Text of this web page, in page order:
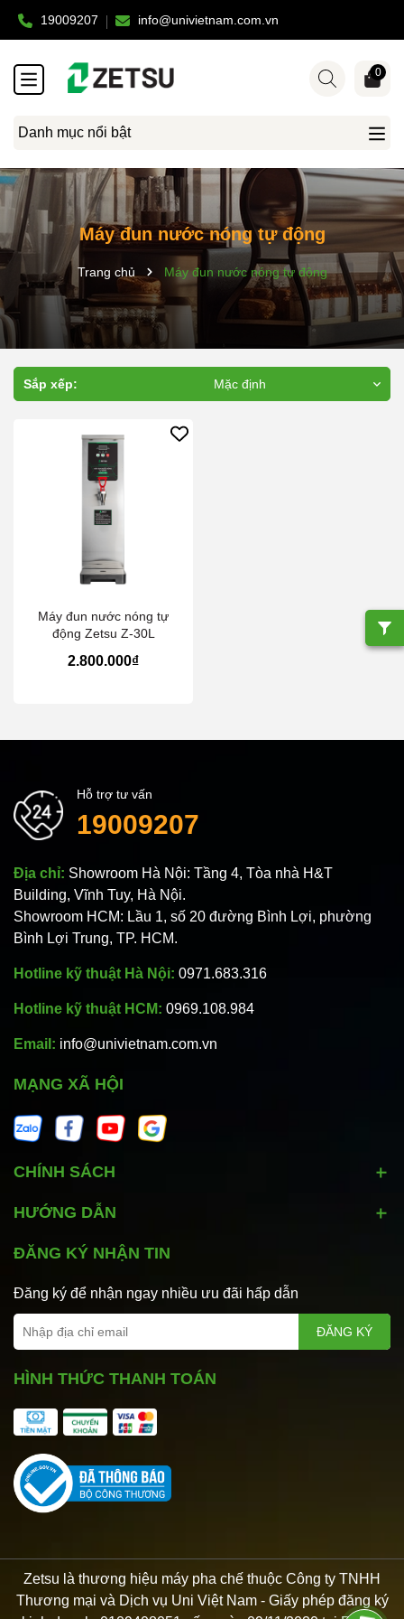
19009207 info@univietnam.com.vn
Danh mục nổi bật
0
Máy đun nước nóng tự động
Trang chủ Máy đun nước nóng tự động
Sắp xếp: Mặc định
Máy đun nước nóng tự
động Zetsu Z-30L
2.800.000₫
Hỗ trợ tư vấn
19009207
Địa chỉ: Showroom Hà Nội: Tầng 4, Tòa nhà H&T
Building, Vĩnh Tuy, Hà Nội.
Showroom HCM: Lầu 1, số 20 đường Bình Lợi, phường
Bình Lợi Trung, TP. HCM.
Hotline kỹ thuật Hà Nội: 0971.683.316
Hotline kỹ thuật HCM: 0969.108.984
Email: info@univietnam.com.vn
MẠNG XÃ HỘI
CHÍNH SÁCH
HƯỚNG DẪN
ĐĂNG KÝ NHẬN TIN
Đăng ký để nhận ngay nhiều ưu đãi hấp dẫn
ĐĂNG KÝ
HÌNH THỨC THANH TOÁN
Zetsu là thương hiệu máy pha chế thuộc Công ty TNHH
Thương mại và Dịch vụ Uni Việt Nam - Giấy phép đăng ký